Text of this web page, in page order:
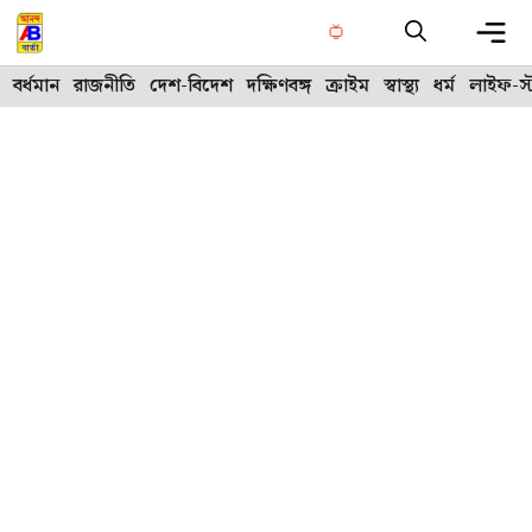
Skip
to
content
বর্ধমান রাজনীতি দেশ-বিদেশ দক্ষিণবঙ্গ ক্রাইম স্বাস্থ্য ধর্ম লাইফ-